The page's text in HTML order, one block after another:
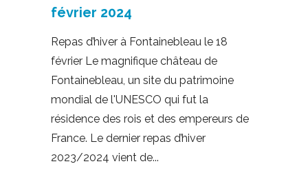
février 2024
Repas d’hiver à Fontainebleau le 18
février Le magnifique château de
Fontainebleau, un site du patrimoine
mondial de l'UNESCO qui fut la
résidence des rois et des empereurs de
France. Le dernier repas d’hiver
2023/2024 vient de